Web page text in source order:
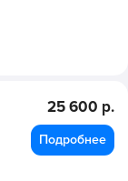
25 600 р.
Подробнее